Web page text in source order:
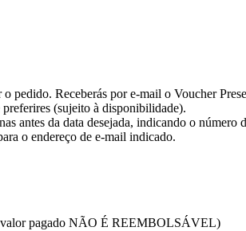
Receberás por e-mail o Voucher
(sujeito à disponibilidade).
antes da data desejada, indicando o número
o endereço de e-mail indicado.
valor pagado NÃO É REEMBOLSÁVEL)